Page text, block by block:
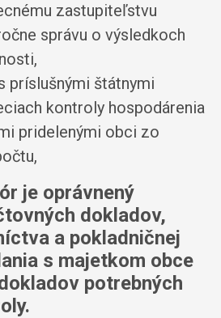
zastupiteľstvu
správu o výsledkoch
príslušnými štátnymi
kontroly hospodárenia
pridelenými obci zo
je oprávnený
dokladov,
a pokladničnej
s majetkom obce
potrebných